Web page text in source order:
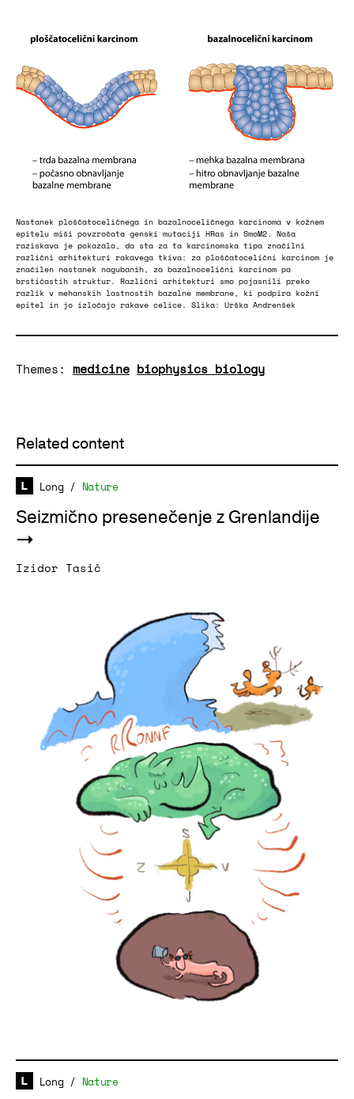
Nastanek ploščatoceličnega in bazalnoceličnega karcinoma v kožnem
epitelu miši povzročata genski mutaciji HRas in SmoM2. Naša
raziskava je pokazala, da sta za ta karcinomska tipa značilni
različni arhitekturi rakavega tkiva: za ploščatocelični karcinom je
značilen nastanek nagubanih, za bazalnocelični karcinom pa
brstičastih struktur. Različni arhitekturi smo pojasnili preko
razlik v mehanskih lastnostih bazalne membrane, ki podpira kožni
epitel in jo izločajo rakave celice. Slika: Urška Andrenšek
Themes: medicine biophysics biology
Related content
Long / Nature
Seizmično presenečenje z Grenlandije
Izidor Tasič
Long / Nature